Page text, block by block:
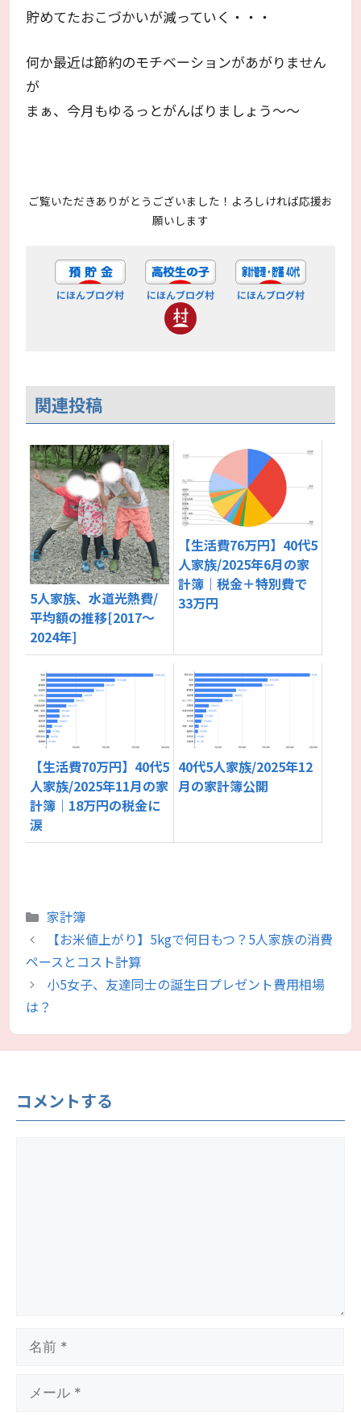
貯めてたおこづかいが減っていく・・・
何か最近は節約のモチベーションがあがりません
が
まぁ、今月もゆるっとがんばりましょう～～
ご覧いただきありがとうございました！よろしければ応援お
願いします
にほんブログ村 にほんブログ村 にほんブログ村
関連投稿
5人家族、水道光熱費/
平均額の推移[2017～
2024年]
【生活費76万円】40代5
人家族/2025年6月の家
計簿｜税金＋特別費で
33万円
【生活費70万円】40代5
人家族/2025年11月の家
計簿｜18万円の税金に
涙
40代5人家族/2025年12
月の家計簿公開
カ
テ
ゴ
リ
ー
家計簿
【お米値上がり】5kgで何日もつ？5人家族の消費
ペースとコスト計算
小5女子、友達同士の誕生日プレゼント費用相場
は？
コメントする